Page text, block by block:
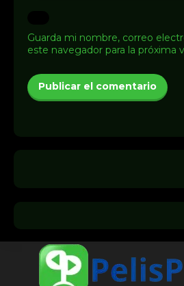
Guarda mi nombre, correo
este navegador para la próxima